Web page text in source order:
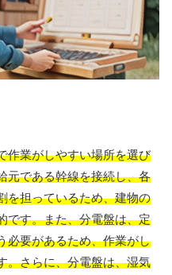
作業がしやすい場所を選び
元である幹線を接続し、各
を担っているため、建物の
です。また、分電盤は、定
必要があるため、作業がし
。さらに、分電盤は、湿気